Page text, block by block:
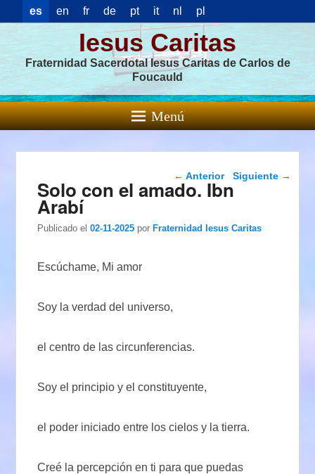
es en fr de pt it nl pl
Iesus Caritas
Fraternidad Sacerdotal Iesus Caritas de Carlos de
Foucauld
Menú
Navegación de
entradas
← Anterior Siguiente →
Solo con el amado. Ibn
Arabí
Publicado el 02-11-2025 porFraternidad Iesus Caritas
Escúchame, Mi amor
Soy la verdad del universo,
el centro de las circunferencias.
Soy el principio y el constituyente,
el poder iniciado entre los cielos y la tierra.
Creé la percepción en ti para que puedas